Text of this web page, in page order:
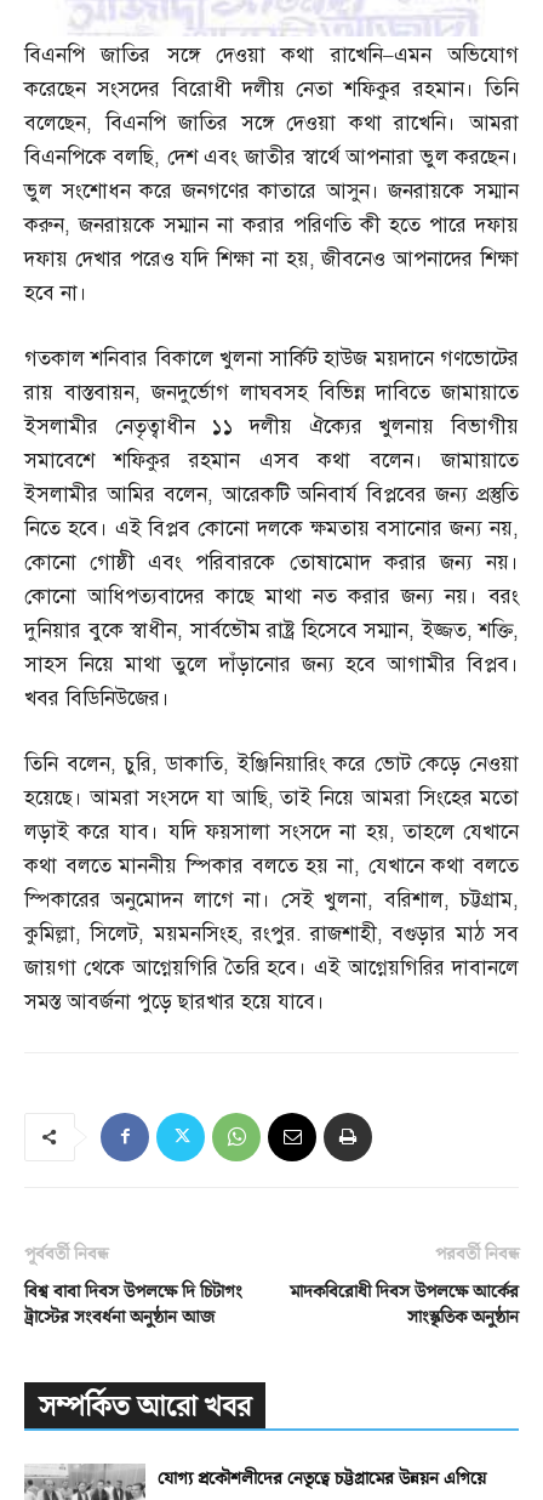
বিএনপি জাতির সঙ্গে দেওয়া কথা রাখেনি–এমন অভিযোগ
করেছেন সংসদের বিরোধী দলীয় নেতা শফিকুর রহমান। তিনি
বলেছেন,বিএনপি জাতির সঙ্গে দেওয়া কথা রাখেনি। আমরা
বিএনপিকে বলছি, দেশ এবং জাতীর স্বার্থে আপনারা ভুল করছেন।
ভুল সংশোধন করে জনগণের কাতারে আসুন। জনরায়কে সম্মান
করুন,জনরায়কে সম্মান না করার পরিণতি কী হতে পারে দফায়
দফায় দেখার পরেও যদি শিক্ষা না হয়,জীবনেও আপনাদের শিক্ষা
হবে না।
গতকাল শনিবার বিকালে খুলনা সার্কিট হাউজ ময়দানে গণভোটের
রায় বাস্তবায়ন,জনদুর্ভোগ লাঘবসহ বিভিন্ন দাবিতে জামায়াতে
ইসলামীর নেতৃত্বাধীন ১১ দলীয় ঐক্যের খুলনায় বিভাগীয়
সমাবেশে শফিকুর রহমান এসব কথা বলেন। জামায়াতে
ইসলামীর আমির বলেন,আরেকটি অনিবার্য বিপ্লবের জন্য প্রস্তুতি
নিতে হবে। এই বিপ্লব কোনো দলকে ক্ষমতায় বসানোর জন্য নয়,
কোনো গোষ্ঠী এবং পরিবারকে তোষামোদ করার জন্য নয়।
কোনো আধিপত্যবাদের কাছে মাথা নত করার জন্য নয়। বরং
দুনিয়ার বুকে স্বাধীন,সার্বভৌম রাষ্ট্র হিসেবে সম্মান,ইজ্জত,শক্তি,
সাহস নিয়ে মাথা তুলে দাঁড়ানোর জন্য হবে আগামীর বিপ্লব।
খবর বিডিনিউজের।
তিনি বলেন,চুরি,ডাকাতি,ইঞ্জিনিয়ারিং করে ভোট কেড়ে নেওয়া
হয়েছে। আমরা সংসদে যা আছি,তাই নিয়ে আমরা সিংহের মতো
লড়াই করে যাব। যদি ফয়সালা সংসদে না হয়,তাহলে যেখানে
কথা বলতে মাননীয় স্পিকার বলতে হয় না, যেখানে কথা বলতে
স্পিকারের অনুমোদন লাগে না। সেই খুলনা,বরিশাল,চট্টগ্রাম,
কুমিল্লা,সিলেট,ময়মনসিংহ,রংপুর.রাজশাহী,বগুড়ার মাঠ সব
জায়গা থেকে আগ্নেয়গিরি তৈরি হবে। এই আগ্নেয়গিরির দাবানলে
সমস্ত আবর্জনা পুড়ে ছারখার হয়ে যাবে।
পূর্ববর্তী নিবন্ধ
বিশ্ব বাবা দিবস উপলক্ষে দি চিটাগং
ট্রাস্টের সংবর্ধনা অনুষ্ঠান আজ
পরবর্তী নিবন্ধ
মাদকবিরোধী দিবস উপলক্ষে আর্কের
সাংস্কৃতিক অনুষ্ঠান
সম্পর্কিত আরো খবর
যোগ্য প্রকৌশলীদের নেতৃত্বে চট্টগ্রামের উন্নয়ন এগিয়ে